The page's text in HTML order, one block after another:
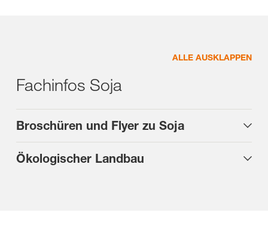
ALLE AUSKLAPPEN
Fachinfos Soja
Broschüren und Flyer zu Soja
Ökologischer Landbau